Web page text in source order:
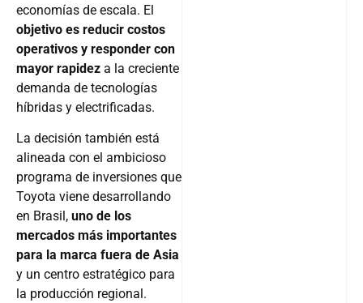
economías de escala. El
objetivo es reducir costos
operativos y responder con
mayor rapidez a la creciente
demanda de tecnologías
híbridas y electrificadas.
La decisión también está
alineada con el ambicioso
programa de inversiones que
Toyota viene desarrollando
en Brasil, uno de los
mercados más importantes
para la marca fuera de Asia
y un centro estratégico para
la producción regional.